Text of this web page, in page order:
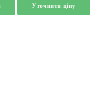
Уточнити ціну